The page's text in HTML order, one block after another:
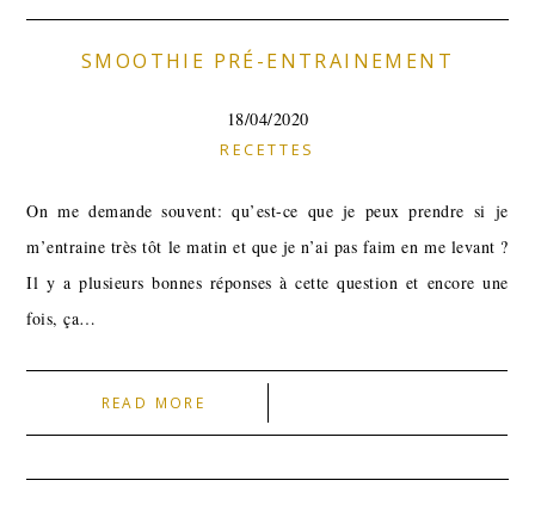
SMOOTHIE PRÉ-ENTRAINEMENT
18/04/2020
RECETTES
On me demande souvent: qu’est-ce que je peux prendre si je
m’entraine très tôt le matin et que je n’ai pas faim en me levant ?
Il y a plusieurs bonnes réponses à cette question et encore une
fois, ça…
READ MORE